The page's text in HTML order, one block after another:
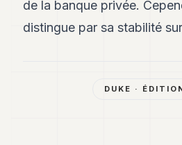
de la banque privée.
distingue par sa stabilité
DUKE ·